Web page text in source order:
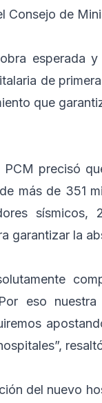
Consejo de
esperada
de
que
precisó
más de 351
sísmicos,
garantizar la
eso
del nuevo